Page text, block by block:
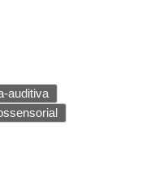
auditiva